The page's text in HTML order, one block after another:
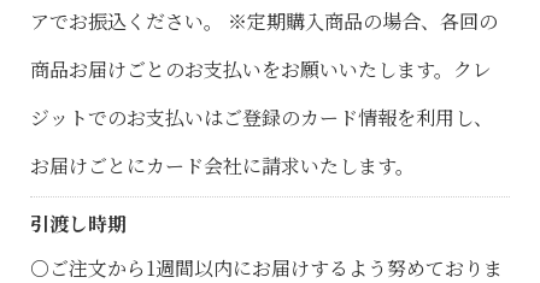
アでお振込ください。 ※定期購入商品の場合、各回の
商品お届けごとのお支払いをお願いいたします。クレ
ジットでのお支払いはご登録のカード情報を利用し、
お届けごとにカード会社に請求いたします。
引渡し時期
○ご注文から1週間以内にお届けするよう努めておりま